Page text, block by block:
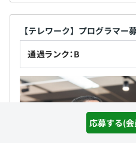
応募する(
【テレワーク】プログラマー
通過ランク：B